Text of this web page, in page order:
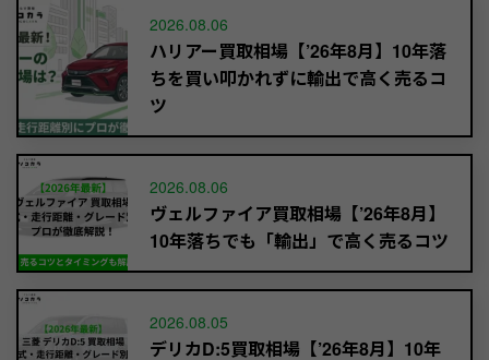
2026.08.06
ハリアー買取相場【’26年8月】10年落
ちを買い叩かれずに輸出で高く売るコ
ツ
2026.08.06
ヴェルファイア買取相場【’26年8月】
10年落ちでも「輸出」で高く売るコツ
2026.08.05
デリカD:5買取相場【’26年8月】10年